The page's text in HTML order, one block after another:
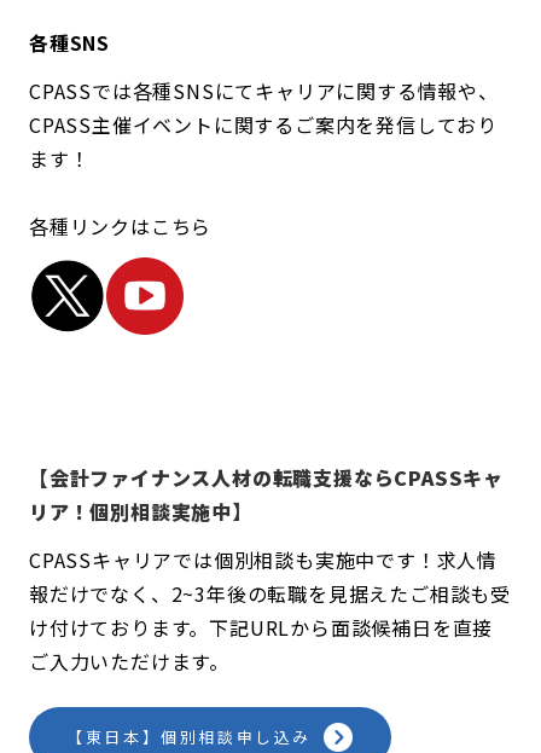
各種SNS
CPASSでは各種SNSにてキャリアに関する情報や、
CPASS主催イベントに関するご案内を発信しており
ます！
各種リンクはこちら
【会計ファイナンス人材の転職支援ならCPASSキャ
リア！個別相談実施中】
CPASSキャリアでは個別相談も実施中です！求人情
報だけでなく、2~3年後の転職を見据えたご相談も受
け付けております。下記URLから面談候補日を直接
ご入力いただけます。
【東日本】個別相談申し込み